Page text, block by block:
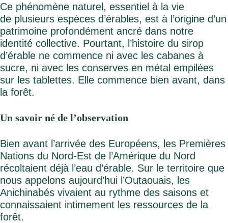
Ce phénomène naturel, essentiel à la vie
de plusieurs espèces d’érables, est à l’origine d’un
patrimoine profondément ancré dans notre
identité collective. Pourtant, l’histoire du sirop
d’érable ne commence ni avec les cabanes à
sucre, ni avec les conserves en métal empilées
sur les tablettes. Elle commence bien avant, dans
la forêt.
Un savoir né de l’observation
Bien avant l’arrivée des Européens, les Premières
Nations du Nord-Est de l’Amérique du Nord
récoltaient déjà l’eau d’érable. Sur le territoire que
nous appelons aujourd’hui l’Outaouais, les
Anichinabés vivaient au rythme des saisons et
connaissaient intimement les ressources de la
forêt.